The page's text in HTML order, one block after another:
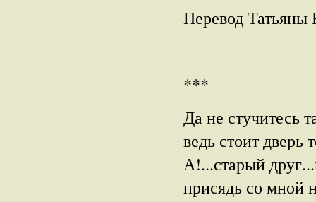
Перевод Татьяны
***
Да не стучитесь
ведь стоит дверь
А!...старый
присядь со мной